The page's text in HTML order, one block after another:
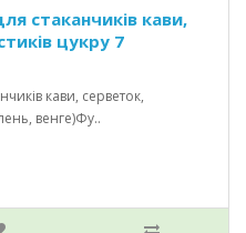
стаканчиків кави,
цукру 7
кави, серветок,
венге)Фу..